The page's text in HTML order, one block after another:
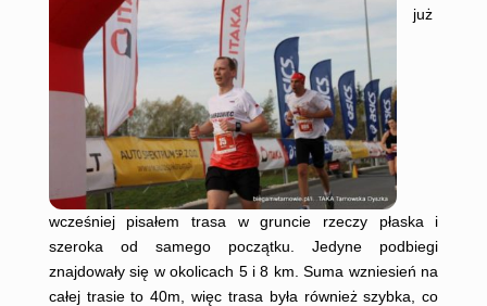
już
wcześniej pisałem trasa w gruncie rzeczy płaska i
szeroka od samego początku. Jedyne podbiegi
znajdowały się w okolicach 5 i 8 km. Suma wzniesień na
całej trasie to 40m, więc trasa była również szybka, co